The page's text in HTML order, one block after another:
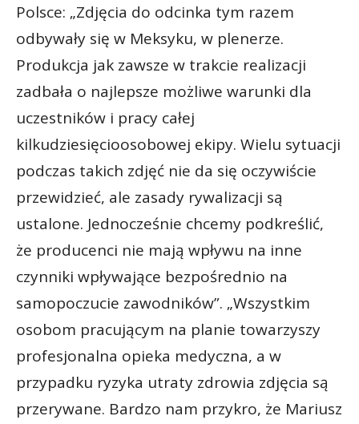
Polsce: „Zdjęcia do odcinka tym razem
odbywały się w Meksyku, w plenerze.
Produkcja jak zawsze w trakcie realizacji
zadbała o najlepsze możliwe warunki dla
uczestników i pracy całej
kilkudziesięcioosobowej ekipy. Wielu sytuacji
podczas takich zdjęć nie da się oczywiście
przewidzieć, ale zasady rywalizacji są
ustalone. Jednocześnie chcemy podkreślić,
że producenci nie mają wpływu na inne
czynniki wpływające bezpośrednio na
samopoczucie zawodników”. „Wszystkim
osobom pracującym na planie towarzyszy
profesjonalna opieka medyczna, a w
przypadku ryzyka utraty zdrowia zdjęcia są
przerywane. Bardzo nam przykro, że Mariusz